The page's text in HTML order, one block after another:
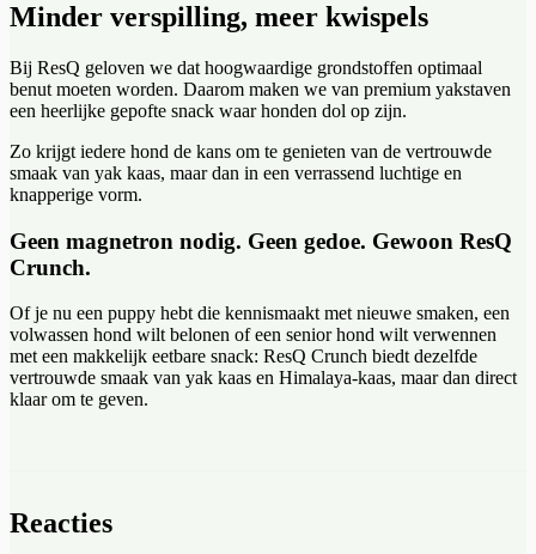
Minder verspilling, meer kwispels
Bij ResQ geloven we dat hoogwaardige grondstoffen optimaal
benut moeten worden. Daarom maken we van premium yakstaven
een heerlijke gepofte snack waar honden dol op zijn.
Zo krijgt iedere hond de kans om te genieten van de vertrouwde
smaak van yak kaas, maar dan in een verrassend luchtige en
knapperige vorm.
Geen magnetron nodig. Geen gedoe. Gewoon ResQ
Crunch.
Of je nu een puppy hebt die kennismaakt met nieuwe smaken, een
volwassen hond wilt belonen of een senior hond wilt verwennen
met een makkelijk eetbare snack: ResQ Crunch biedt dezelfde
vertrouwde smaak van yak kaas en Himalaya-kaas, maar dan direct
klaar om te geven.
Reacties